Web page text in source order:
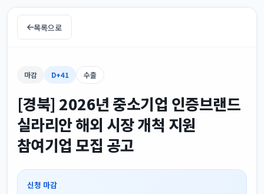
목록으로
마감 D+41 수출
[경북] 2026년 중소기업 인증브랜드
실라리안 해외 시장 개척 지원
참여기업 모집 공고
신청 마감